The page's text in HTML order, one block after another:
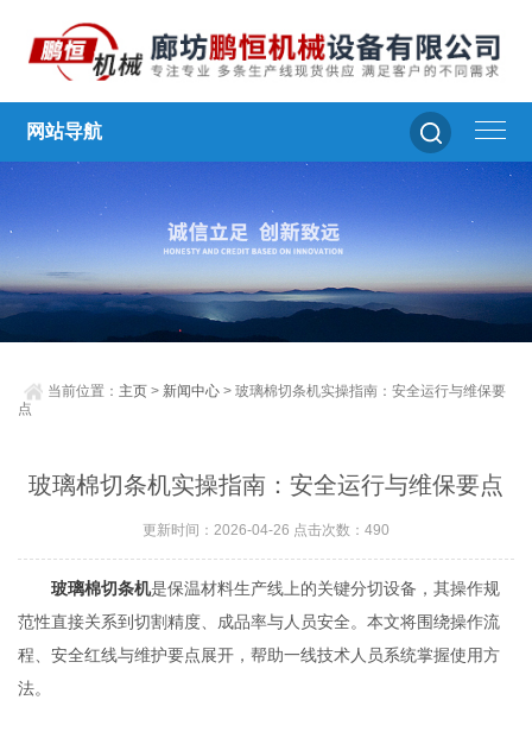
网站导航
当前位置： 主页 > 新闻中心 > 玻璃棉切条机实操指南：安全运行与维保要
点
玻璃棉切条机实操指南：安全运行与维保要点
更新时间：2026-04-26 点击次数：490
玻璃棉切条机是保温材料生产线上的关键分切设备，其操作规
范性直接关系到切割精度、成品率与人员安全。本文将围绕操作流
程、安全红线与维护要点展开，帮助一线技术人员系统掌握使用方
法。